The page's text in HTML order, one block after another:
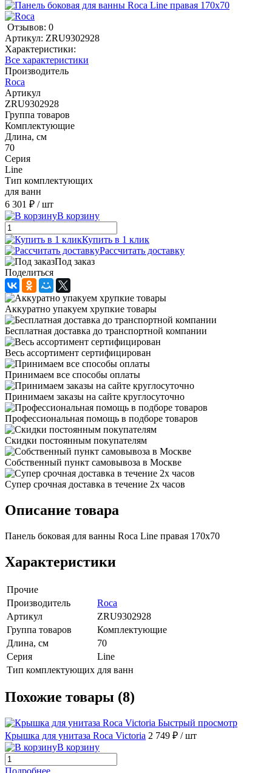
Отзывов: 0
Артикул: ZRU9302928
Характеристики:
Все характеристики
Производитель
Roca
Артикул
ZRU9302928
Группа товаров
Комплектующие
Длина, см
70
Серия
Line
Тип комплектующих
для ванн
6 301 ₽ / шт
В корзину
Купить в 1 клик
Рассчитать доставку
Под заказ
Поделиться
Аккуратно упакуем хрупкие товары
Бесплатная доставка до транспортной компании
Весь ассортимент сертифицирован
Принимаем все способы оплаты
Принимаем заказы на сайте круглосуточно
Профессиональная помощь в подборе товаров
Скидки постоянным покупателям
Собственный пункт самовывоза в Москве
Супер срочная доставка в течение 2х часов
Описание товара
Панель боковая для ванны Roca Line правая 170х70
Характеристики
Прочие
Производитель
Roca
Артикул
ZRU9302928
Группа товаров
Комплектующие
Длина, см
70
Серия
Line
Тип комплектующих для ванн
Похожие товары (8)
Быстрый просмотр
Крышка для унитаза Roca Victoria 2 749 ₽ / шт
В корзину